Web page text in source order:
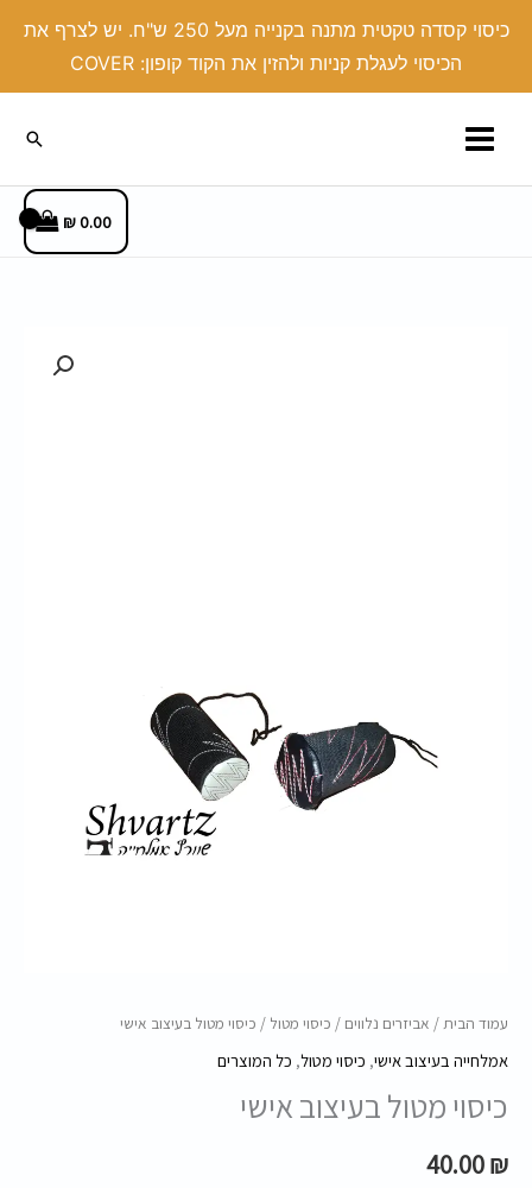
כיסוי קסדה טקטית מתנה בקנייה מעל 250 ש"ח. יש לצרף את
הכיסוי לעגלת קניות ולהזין את הקוד קופון: COVER
חיפוש
0.00
₪
עמוד הבית/ אביזרים נלווים / כיסוי מטול / כיסוי מטול בעיצוב אישי
אמלחייה בעיצוב אישי, כיסוי מטול, כל המוצרים
כיסוי מטול בעיצוב אישי
40.00₪